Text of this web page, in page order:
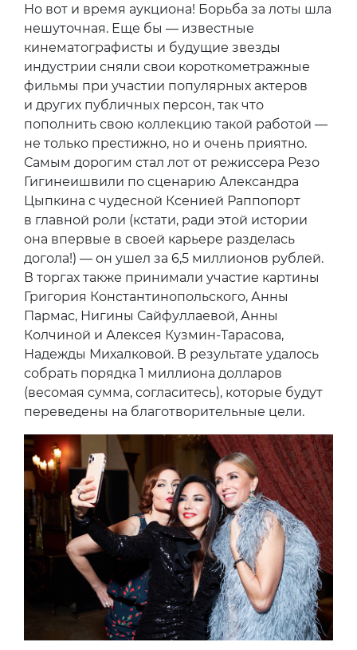
Но вот и время аукциона! Борьба за лоты шла
нешуточная. Еще бы — известные
кинематографисты и будущие звезды
индустрии сняли свои короткометражные
фильмы при участии популярных актеров
и других публичных персон, так что
пополнить свою коллекцию такой работой —
не только престижно, но и очень приятно.
Самым дорогим стал лот от режиссера Резо
Гигинеишвили по сценарию Александра
Цыпкина с чудесной Ксенией Раппопорт
в главной роли (кстати, ради этой истории
она впервые в своей карьере разделась
догола!) — он ушел за 6,5 миллионов рублей.
В торгах также принимали участие картины
Григория Константинопольского, Анны
Пармас, Нигины Сайфуллаевой, Анны
Колчиной и Алексея Кузмин-Тарасова,
Надежды Михалковой. В результате удалось
собрать порядка 1 миллиона долларов
(весомая сумма, согласитесь), которые будут
переведены на благотворительные цели.